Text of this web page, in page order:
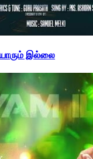
யாரும் இல்லை